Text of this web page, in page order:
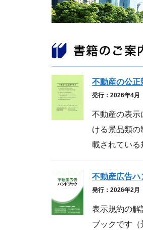
不動産の公正
発行：2026年4
不動産の表示
ける景品類
載されている
不動産広告ハ
発行：2026年2
表示規約の解
ブックです